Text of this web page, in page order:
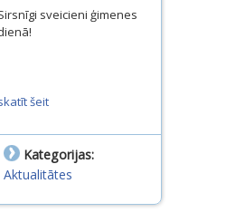
sveicieni ģimenes
šeit
Kategorijas:
Aktualitātes